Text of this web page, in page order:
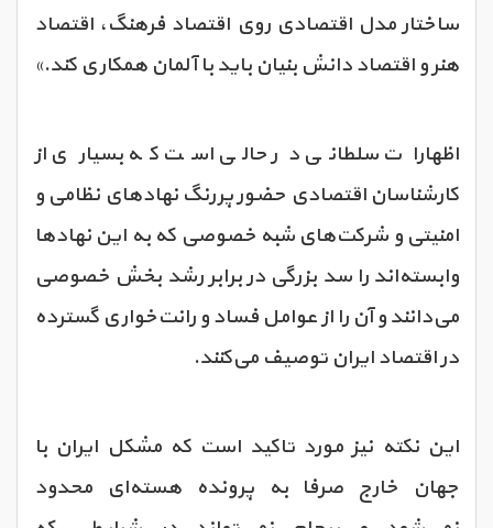
ساختار مدل اقتصادی روی اقتصاد فرهنگ، اقتصاد
هنر و اقتصاد دانش بنیان باید با آلمان همکاری کند.»
اظهارات سلطانی در حالی است که بسیاری از
کارشناسان اقتصادی حضور پررنگ نهادهای نظامی و
امنیتی و شرکت‌های شبه خصوصی که به این نهادها
وابسته‌اند را سد بزرگی در برابر رشد بخش خصوصی
می‌دانند و آن را از عوامل فساد و رانت‌خواری گسترده
در اقتصاد ایران توصیف می‌کنند.
این نکته نیز مورد تاکید است که مشکل ایران با
جهان خارج صرفا به پرونده هسته‌ای محدود